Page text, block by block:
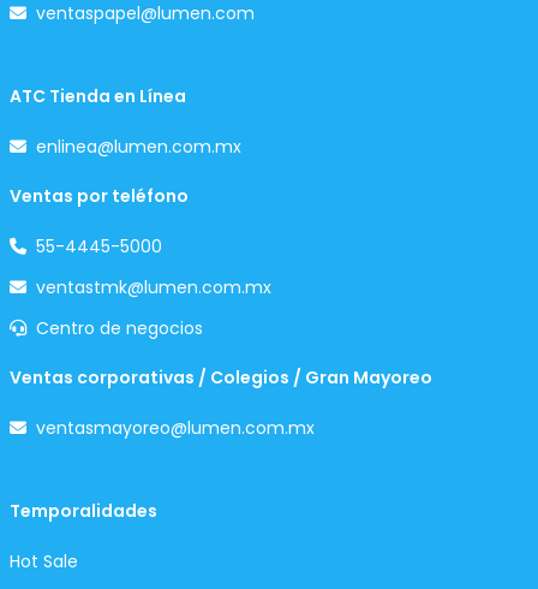
ventaspapel@lumen.com
ATC Tienda en Línea
enlinea@lumen.com.mx
Ventas por teléfono
55-4445-5000
ventastmk@lumen.com.mx
Centro de negocios
Ventas corporativas / Colegios / Gran Mayoreo
ventasmayoreo@lumen.com.mx
Temporalidades
Hot Sale